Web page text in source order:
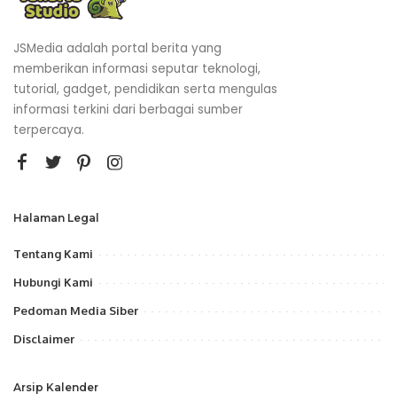
JSMedia adalah portal berita yang
memberikan informasi seputar teknologi,
tutorial, gadget, pendidikan serta mengulas
informasi terkini dari berbagai sumber
terpercaya.
Halaman Legal
Tentang Kami
Hubungi Kami
Pedoman Media Siber
Disclaimer
Arsip Kalender